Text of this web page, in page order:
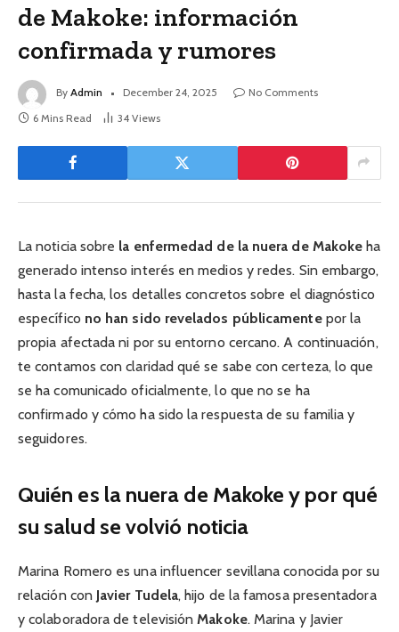
de Makoke: información
confirmada y rumores
By Admin December 24, 2025
No Comments
6 Mins Read
34 Views
La noticia sobre la enfermedad de la nuera de Makoke ha
generado intenso interés en medios y redes. Sin embargo,
hasta la fecha, los detalles concretos sobre el diagnóstico
específico no han sido revelados públicamentepor la
propia afectada ni por su entorno cercano. A continuación,
te contamos con claridad qué se sabe con certeza, lo que
se ha comunicado oficialmente, lo que no se ha
confirmado y cómo ha sido la respuesta de su familia y
seguidores.
Quién es la nuera de Makoke y por qué
su salud se volvió noticia
Marina Romero es una influencer sevillana conocida por su
relación con Javier Tudela, hijo de la famosa presentadora
y colaboradora de televisiónMakoke. Marina y Javier